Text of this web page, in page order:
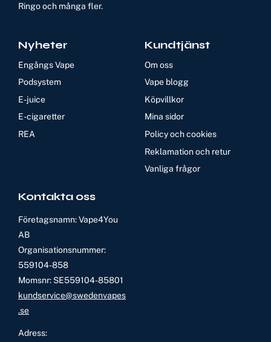
Ringo och många fler.
Nyheter
Engångs Vape
Podsystem
E-juice
E-cigaretter
REA
Kundtjänst
Om oss
Vape blogg
Köpvillkor
Mina sidor
Policy och cookies
Reklamation och retur
Vanliga frågor
Kontakta oss
Företagsnamn: Vape4You
AB
Organisationsnummer:
559104-858
Momsnr: SE559104-85801
kundservice@swedenvapes
.se
Adress: